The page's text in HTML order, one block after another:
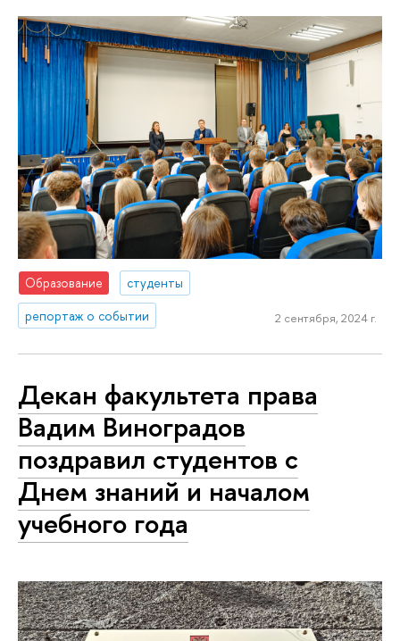
Образование
студенты
репортаж о событии
2 сентября, 2024 г.
Декан факультета права
Вадим Виноградов
поздравил студентов с
Днем знаний и началом
учебного года